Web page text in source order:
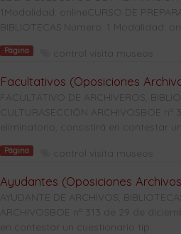
1Modalidad: onlineCURSO DE
BIBLIOTECAS:Número: 1 Modalidad:
Página control visita museos
Facultativos (Oposiciones
FACULTATIVO DE ARCHIVEROS,
CULTURASECCIÓN ARCHIVOSBOE
eliminatorio, consistirá en contestar un
Página control visita museos
Ayudantes (Oposiciones
AYUDANTE DE ARCHIVOS,
ARCHIVOSBOE nº 313 de 29 de
en contestar un cuestionario tip...